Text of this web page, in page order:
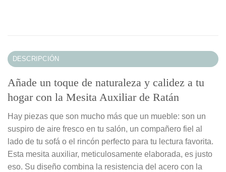
DESCRIPCIÓN
Añade un toque de naturaleza y calidez a tu
hogar con la Mesita Auxiliar de Ratán
Hay piezas que son mucho más que un mueble: son un
suspiro de aire fresco en tu salón, un compañero fiel al
lado de tu sofá o el rincón perfecto para tu lectura favorita.
Esta mesita auxiliar, meticulosamente elaborada, es justo
eso. Su diseño combina la resistencia del acero con la